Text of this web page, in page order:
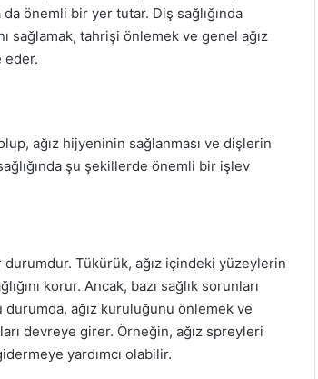
da önemli bir yer tutar. Diş sağlığında
sağlamak, tahrişi önlemek ve genel ağız
eder.
ağız hijyeninin sağlanması ve dişlerin
şu şekillerde önemli bir işlev
durumdur. Tükürük, ağız içindeki yüzeylerin
korur. Ancak, bazı sağlık sorunları
ağız kuruluğunu önlemek ve
devreye girer. Örneğin, ağız spreyleri
yardımcı olabilir.